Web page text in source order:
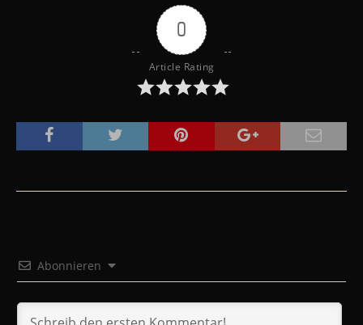
0
Article Rating
Abonnieren